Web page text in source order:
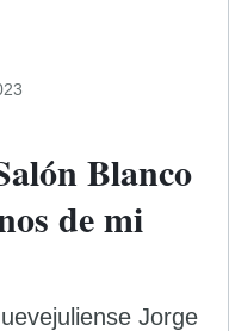
Blanco
de mi
Jorge